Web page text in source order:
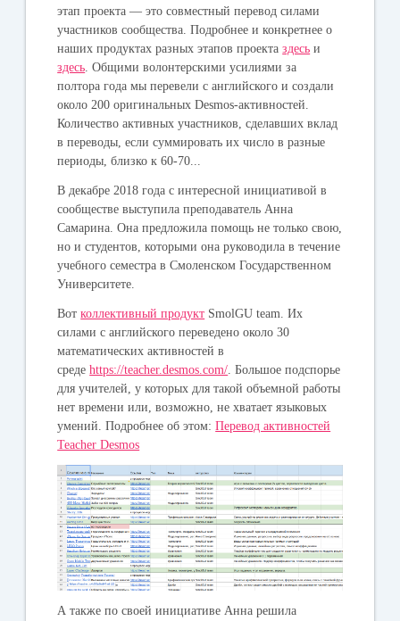
этап проекта — это совместный перевод силами
участников сообщества. Подробнее и конкретнее о
наших продуктах разных этапов проектаздесь и
здесь . Общими волонтерскими усилиями за
полтора года мы перевели с английского и создали
около 200 оригинальных Desmos-активностей.
Количество активных участников, сделавших вклад
в переводы, если суммировать их число в разные
периоды, близко к 60-70...
В декабре 2018 года с интересной инициативой в
сообществе выступила преподаватель Анна
Самарина. Она предложила помощь не только свою,
но и студентов, которыми она руководила в течение
учебного семестра в Смоленском Государственном
Университете.
Вотколлективный продукт SmolGU team. Их
силами с английского переведено около 30
математических активностей в
средеhttps://teacher.desmos.com/ . Большое подспорье
для учителей, у которых для такой объемной работы
нет времени или, возможно, не хватает языковых
умений. Подробнее об этом:Перевод активностей
Teacher Desmos
А также по своей инициативе Анна решила